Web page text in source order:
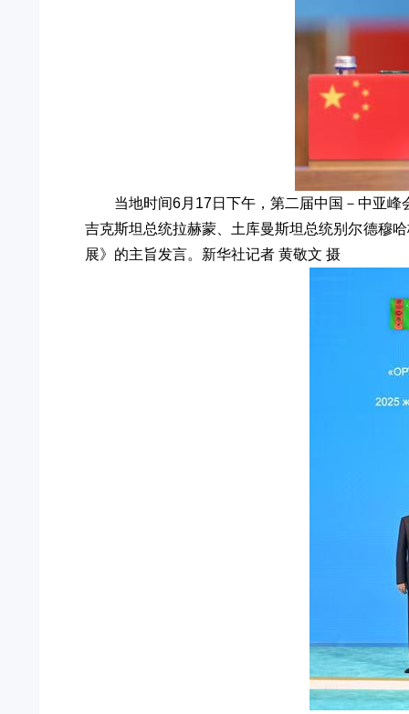
当地时间6月17日下午，第二届中国－中亚
吉克斯坦总统拉赫蒙、土库曼斯坦总统别尔德穆
展》的主旨发言。新华社记者 黄敬文 摄